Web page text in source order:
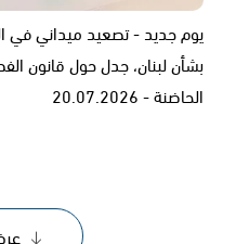
يوم جديد - تصعيد ميداني في
بشأن لبنان، جدل حول قانون
الحاضنة - 20.07.2026